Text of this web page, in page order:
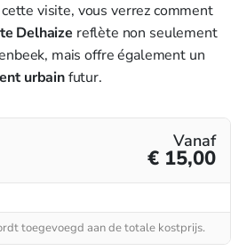
visite, vous verrez comment
Delhaize reflète non seulement
mais offre également un
urbainfutur.
Vanaf
€ 15,00
toegevoegd aan de totale kostprijs.